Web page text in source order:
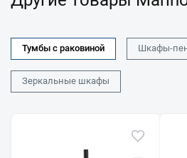
Тумбы с раковиной Шкафы-
Зеркальные шкафы